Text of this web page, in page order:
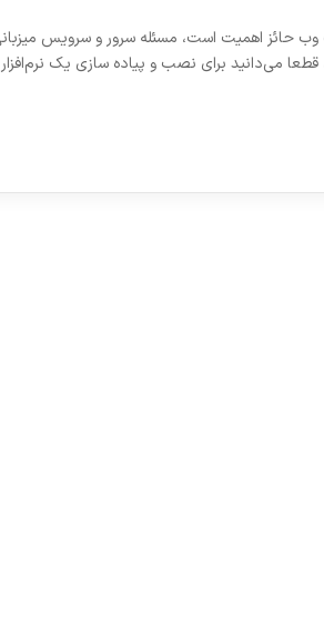
حائز اهمیت است، مسئله سرور و سرویس
قطعا می‌دانید برای نصب و پیاده‌ سازی یک